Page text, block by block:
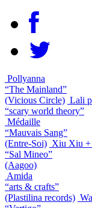
Pollyanna
“The Mainland”
(Vicious Circle) Lali
“scary world theory”
Médaille
“Mauvais Sang”
(Entre-Soi) Xiu Xiu +
“Sal Mineo”
(Aagoo)
Amida
“arts & crafts”
(Plastilina records)